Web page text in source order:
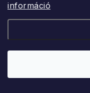
információ
PP-ből, 28 x 43 cm
Ft493-tól